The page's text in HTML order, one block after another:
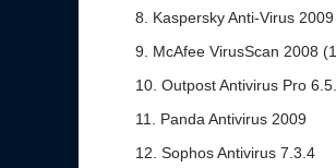
Kaspersky Anti-Virus
McAfee VirusScan 2008
Outpost Antivirus Pro
Panda Antivirus 2009
Sophos Antivirus 7.3.4